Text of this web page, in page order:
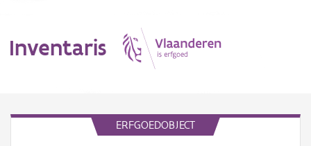
Inventaris
ERFGOEDOBJECT